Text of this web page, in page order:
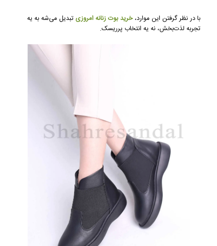
با در نظر گرفتن این موارد،خرید بوت زنانه امروزیتبدیل می‌شه به یه
تجربه لذت‌بخش، نه یه انتخاب پرریسک.